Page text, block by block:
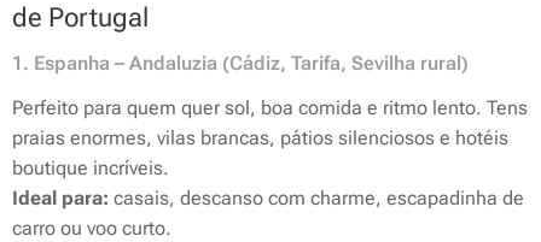
de Portugal
1. Espanha – Andaluzia (Cádiz, Tarifa, Sevilha rural)
Perfeito para quem quer sol, boa comida e ritmo lento. Tens
praias enormes, vilas brancas, pátios silenciosos e hotéis
boutique incríveis.
Ideal para: casais, descanso com charme, escapadinha de
carro ou voo curto.